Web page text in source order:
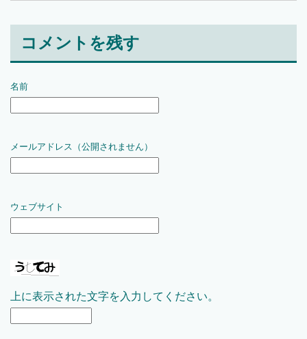
コメントを残す
名前
メールアドレス（公開されません）
ウェブサイト
上に表示された文字を入力してください。